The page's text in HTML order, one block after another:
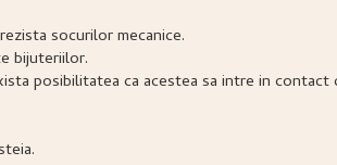
socurilor mecanice.
bijuteriilor.
posibilitatea ca acestea sa intre in contact